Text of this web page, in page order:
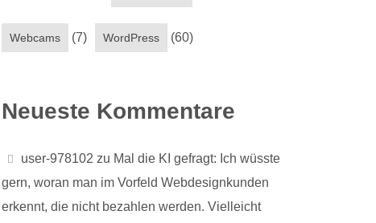
Webcams (7) WordPress (60)
Neueste Kommentare
user-978102 zu Mal die KI gefragt: Ich wüsste
gern, woran man im Vorfeld Webdesignkunden
erkennt, die nicht bezahlen werden. Vielleicht